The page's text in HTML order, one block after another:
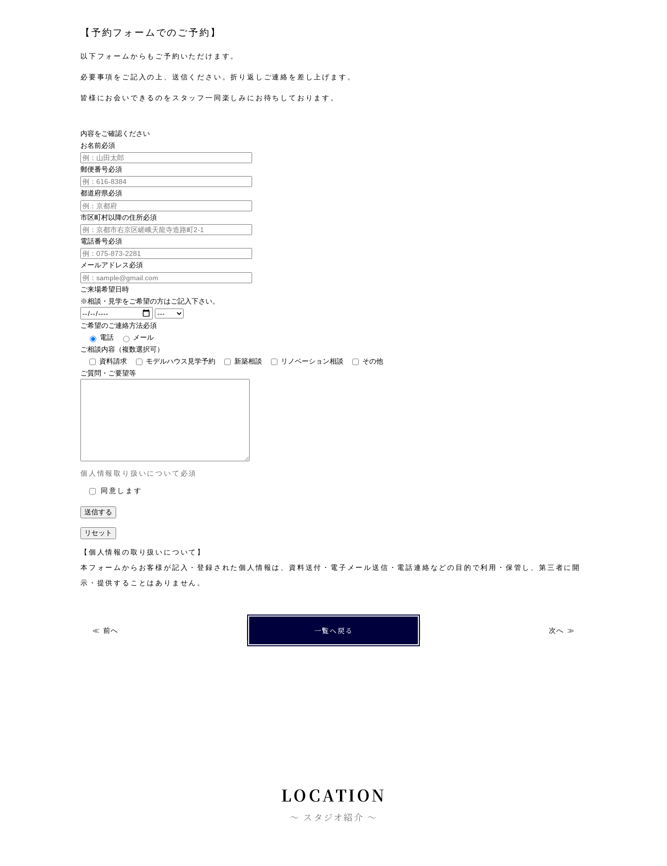
【予約フォームでのご予約】
以下フォームからもご予約いただけます。
必要事項をご記入の上、送信ください。折り返しご連絡を差し上げます。
皆様にお会いできるのをスタッフ一同楽しみにお待ちしております。
内容をご確認ください
お名前必須
郵便番号必須
都道府県必須
市区町村以降の住所必須
電話番号必須
メールアドレス必須
ご来場希望日時
※相談・見学をご希望の方はご記入下さい。
ご希望のご連絡方法必須
電話
メール
ご相談内容（複数選択可）
資料請求
モデルハウス見学予約 新築相談 リノベーション相談
その他
ご質問・ご要望等
個人情報取り扱いについて 必須
同意します
【個人情報の取り扱いについて】
本フォームからお客様が記入・登録された個人情報は、資料送付・電子メール送信・電話連絡などの目的で利用・保管し、第三者に開
示・提供することはありません。
前へ 一覧へ戻る 次へ
LOCATION
スタジオ紹介